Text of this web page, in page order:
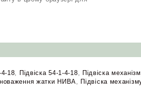
18, Підвіска 54-1-4-18, Підвіска
жатки НИВА, Підвіска